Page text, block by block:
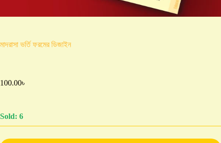
মাদরাসা ভর্তি ফরমের ডিজাইন
100.00৳
Sold: 6